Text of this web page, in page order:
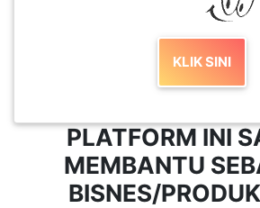
KLIK SINI
PLATFORM INI
MEMBANTU
BISNES/